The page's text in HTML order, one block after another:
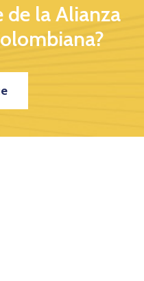
de la Alianza